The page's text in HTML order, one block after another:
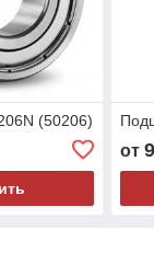
(50206)
от